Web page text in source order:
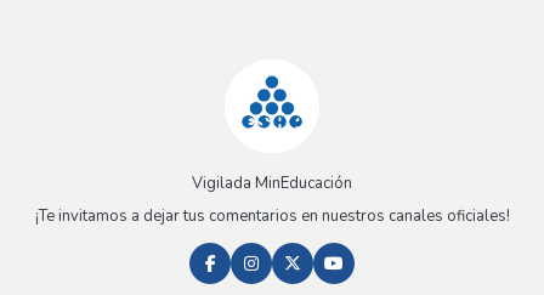
Vigilada MinEducación
¡Te invitamos a dejar tus comentarios en nuestros canales oficiales!